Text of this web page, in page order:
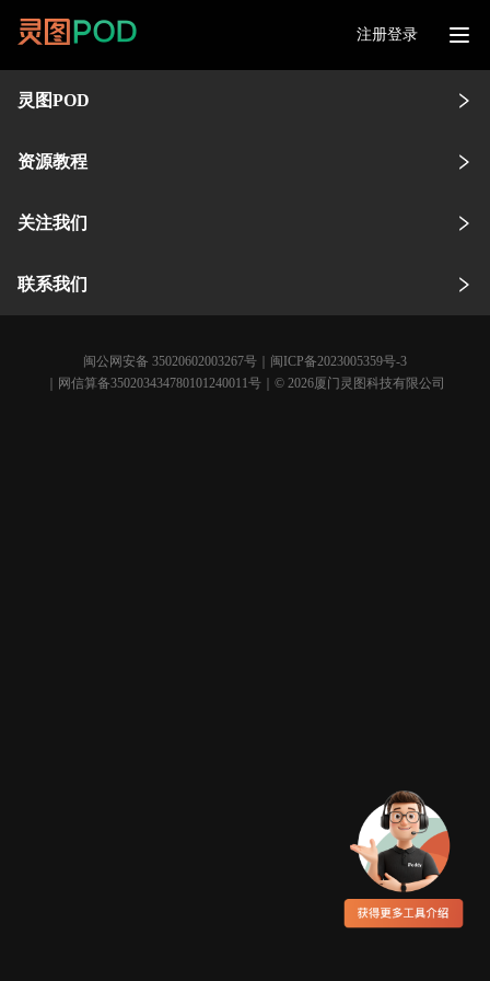
注册登录
灵图POD
资源教程
关注我们
联系我们
闽公网安备 35020602003267号
闽ICP备2023005359号-3
｜网信算备350203434780101240011号｜© 2026厦门灵图科技有限公司